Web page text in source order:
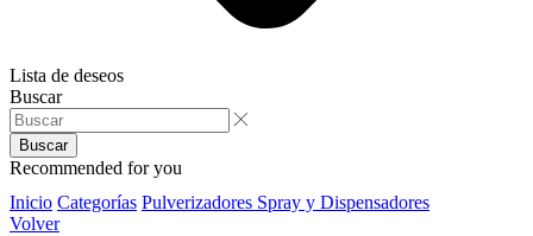
Lista de deseos
Buscar
Buscar
Recommended for you
Inicio Categorías Pulverizadores Spray y Dispensadores
Volver